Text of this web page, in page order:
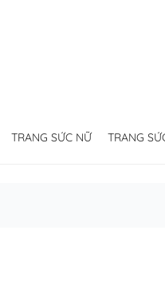
TRANG SỨC NỮ TRANG